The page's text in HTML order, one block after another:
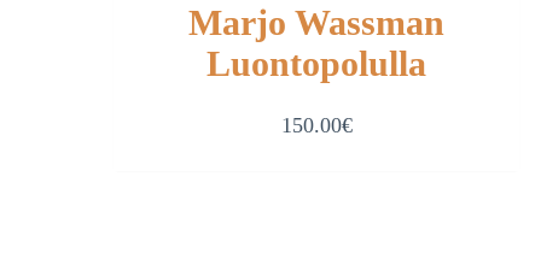
Marjo Wassman
Luontopolulla
150.00€